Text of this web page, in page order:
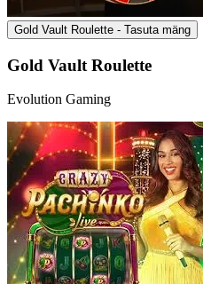
Gold Vault Roulette - Tasuta mäng
Gold Vault Roulette
Evolution Gaming